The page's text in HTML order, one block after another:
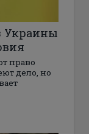
Украины
право
дело, но